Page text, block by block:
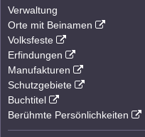
Verwaltung
Orte mit Beinamen
Volksfeste
Erfindungen
Manufakturen
Schutzgebiete
Buchtitel
Berühmte Persönlichkeiten